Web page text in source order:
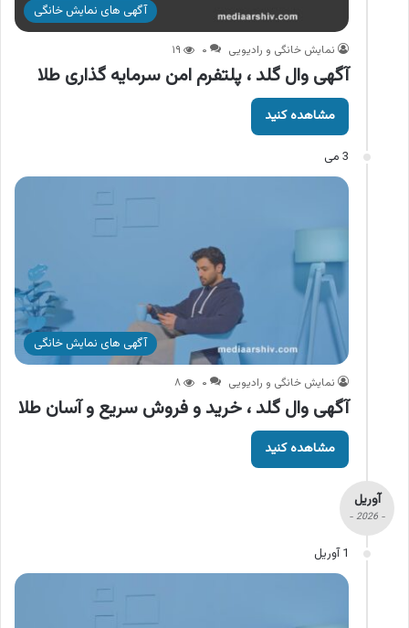
آگهی های نمایش خانگی
نمایش خانگی و رادیویی ۰ ۱۹
آگهی وال گلد ، پلتفرم امن سرمایه گذاری طلا
مشاهده کنید
3 می
آگهی های نمایش خانگی
نمایش خانگی و رادیویی ۰ ۸
آگهی وال گلد ، خرید و فروش سریع و آسان طلا
مشاهده کنید
آوریل
- 2026 -
1 آوریل